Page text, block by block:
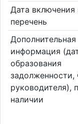
Дата включения
перечень
Дополнительная
информация
образования
руководителя),
наличии